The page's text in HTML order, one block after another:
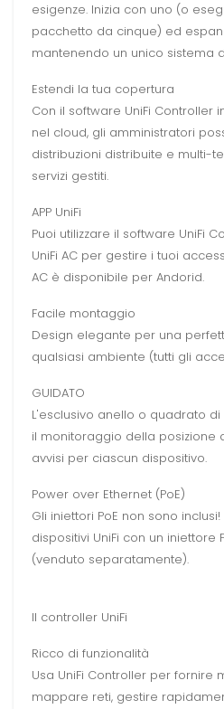
esigenze. Inizia con uno (o
pacchetto da cinque) ed
mantenendo un unico sistema
Estendi la tua copertura
Con il software UniFi Controller
nel cloud, gli amministratori
distribuzioni distribuite e multi-
servizi gestiti.
APP UniFi
Puoi utilizzare il software UniFi
UniFi AC per gestire i tuoi
AC è disponibile per Andorid.
Facile montaggio
Design elegante per una
qualsiasi ambiente (tutti gli
GUIDATO
L'esclusivo anello o quadrato di
il monitoraggio della posizione
avvisi per ciascun dispositivo.
Power over Ethernet (PoE)
Gli iniettori PoE non sono
dispositivi UniFi con un iniettore
(venduto separatamente).
Il controller UniFi
Ricco di funzionalità
Usa UniFi Controller per fornire
mappare reti, gestire